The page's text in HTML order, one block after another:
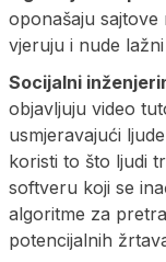
oponašaju sajtove
vjeruju i nude
Socijalni
objavljuju video
usmjeravajući
koristi to što ljudi
softveru koji se
algoritme za
potencijalnih